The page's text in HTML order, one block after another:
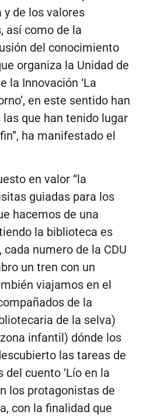
de los valores
así como de la
del conocimiento
organiza la Unidad de
la Innovación ‘La
en este sentido han
que han tenido lugar
ha manifestado el
en valor “la
guiadas para los
hacemos de una
la biblioteca es
numero de la CDU
un tren con un
viajamos en el
de la
de la selva)
infantil) dónde los
las tareas de
cuento ‘Lío en la
los protagonistas de
con la finalidad que